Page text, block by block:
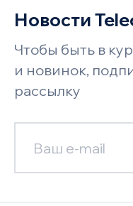
Серверное
хранения
Системы
Акции
Бренды
Faq
Новости
Контакты
Поставщикам
Гарантия
Новости
Чтобы быть в
и новинок,
рассылку
Под
по наличию,
по цене и